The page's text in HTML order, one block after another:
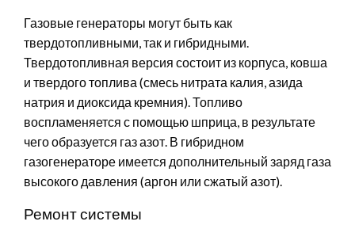
Газовые генераторы могут быть как
твердотопливными, так и гибридными.
Твердотопливная версия состоит из корпуса, ковша
и твердого топлива (смесь нитрата калия, азида
натрия и диоксида кремния). Топливо
воспламеняется с помощью шприца, в результате
чего образуется газ азот. В гибридном
газогенераторе имеется дополнительный заряд газа
высокого давления (аргон или сжатый азот).
Ремонт системы